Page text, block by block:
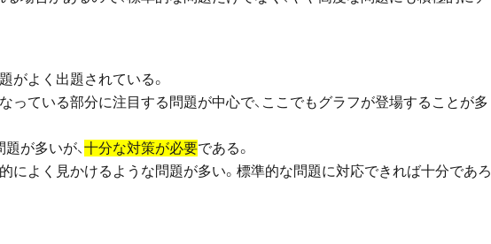
がよく出題されている。
っている部分に注目する問題が中心で、ここでもグラフが登場することが多
が多いが、十分な対策が必要である。
によく見かけるような問題が多い。標準的な問題に対応できれば十分であろ